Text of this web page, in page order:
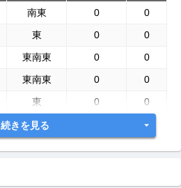
南東 0
0
東 0
0
東南東 0
0
東南東 0
0
東 0 0
続きを見る